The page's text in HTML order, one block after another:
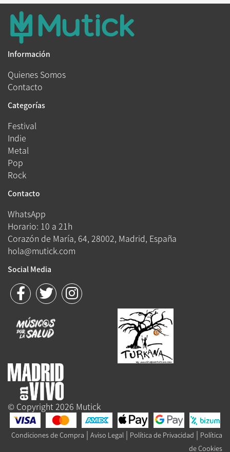
Información
Quienes Somos
Contacto
Categorías
Festival
Indie
Metal
Pop
Rock
Contacto
WhatsApp
Horario: 10 a 21h
Corazón de María, 64, 28002, Madrid, España
hola@mutick.com
Social Media
© Copyright 2026 Mutick
Condiciones de Compra | Aviso Legal | Política de Privacidad | Política
de Cookies